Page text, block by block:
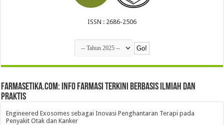
ISSN : 2686-2506
farmasetika.com: Info Farmasi Terkini Berbasis Ilmiah dan
Praktis
Engineered Exosomes sebagai Inovasi Penghantaran Terapi pada
Penyakit Otak dan Kanker